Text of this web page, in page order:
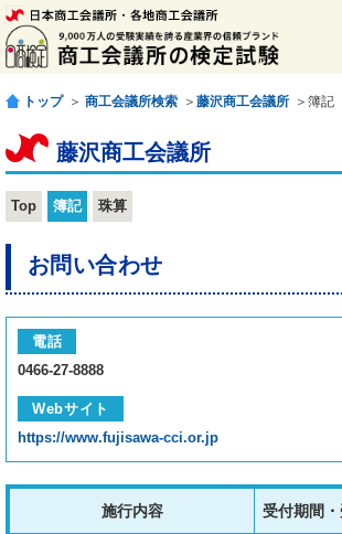
トップ ＞ 商工会議所検索 ＞ 藤沢商工会議所 ＞簿記
藤沢商工会議所
Top 簿記 珠算
お問い合わせ
電話
0466-27-8888
Webサイト
https://www.fujisawa-cci.or.jp
施行内容 受付期間